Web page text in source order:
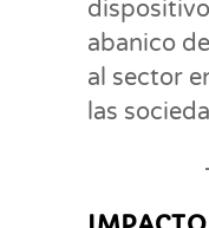
abanico
al sector
las